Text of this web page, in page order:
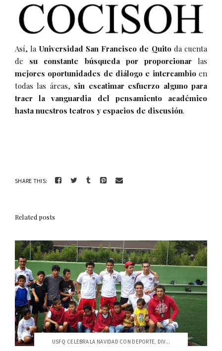
Así, la Universidad San Francisco de Quitoda cuenta
de su constante búsqueda por proporcionarlas
mejores oportunidades de diálogo e intercambioen
todas las áreas, sin escatimar esfuerzo alguno para
traer la vanguardia del pensamiento académico
hasta nuestros teatros y espacios de discusión.
SHARE THIS:
Related posts
USFQ CELEBRA LA NAVIDAD CON DEPORTE, DIV...